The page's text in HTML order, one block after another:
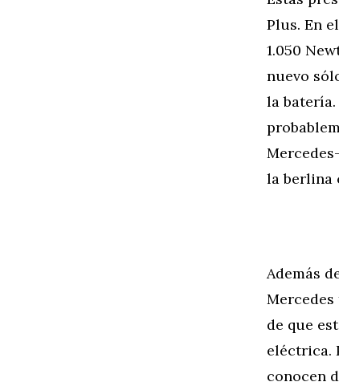
Plus. En
1.050
nuevo
la
la berlina
Además
de que
eléctrica.
conocen